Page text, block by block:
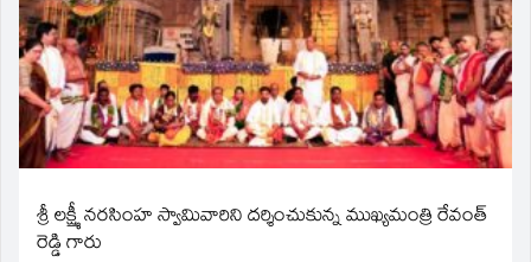
శ్రీ లక్ష్మీ నరసింహ స్వామివారిని దర్శించుకున్న ముఖ్యమంత్రి రేవంత్
రెడ్డి గారు